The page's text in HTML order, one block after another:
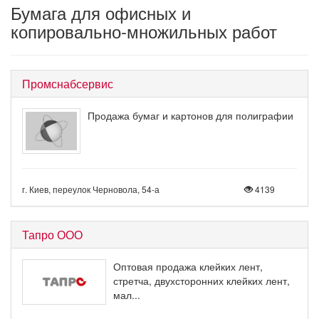
Бумага для офисных и
копировально-множильных работ
Промснабсервис
Продажа бумаг и картонов для полиграфии
г. Киев, переулок Черновола, 54-а 4139
Тапро ООО
Оптовая продажа клейких лент,
стретча, двухсторонних клейких лент,
мал...